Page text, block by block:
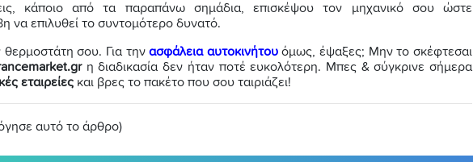
κάποιο από τα παραπάνω σημάδια, επισκέψου τον μηχανικό σου ώστε
να επιλυθεί το συντομότερο δυνατό.
σου. Για τηνασφάλεια αυτοκινήτουόμως, έψαξες; Μην το σκέφτεσαι
η διαδικασία δεν ήταν ποτέ ευκολότερη. Μπες & σύγκρινε σήμερα
εταιρείες και βρες το πακέτο που σου ταιριάζει!
αυτό το άρθρο)